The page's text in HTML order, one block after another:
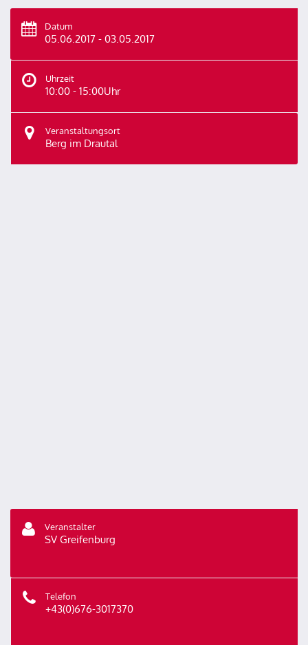
Datum
05.06.2017 - 03.05.2017
Uhrzeit
10:00 - 15:00Uhr
Veranstaltungsort
Berg im Drautal
Veranstalter
SV Greifenburg
Telefon
+43(0)676-3017370